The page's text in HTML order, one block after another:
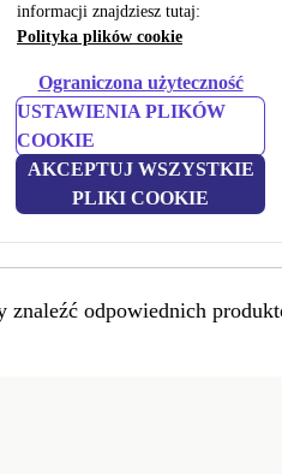
informacji znajdziesz tutaj:
Polityka plików cookie
Ograniczona użyteczność
USTAWIENIA PLIKÓW
COOKIE
AKCEPTUJ WSZYSTKIE
PLIKI COOKIE
poniżej 3600€ – oszczędź nawet
znaleźć odpowiednich